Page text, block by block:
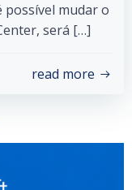
possível mudar o
será […]
read more